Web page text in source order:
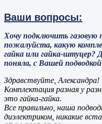
Ваши вопросы:
Хочу подключить
пожалуйста, какую
гайка или гайка-штуцер?
поняла, с Вашей
Здравствуйте, Александра!
Комплектация разная у
это гайка-гайка.
Все правильно, наша
диэлектриком, никакие